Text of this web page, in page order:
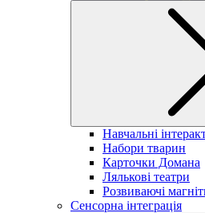
Навчальні
Набори тварин
Карточки Домана
Лялькові театри
Розвиваючі
Сенсорна інтеграція